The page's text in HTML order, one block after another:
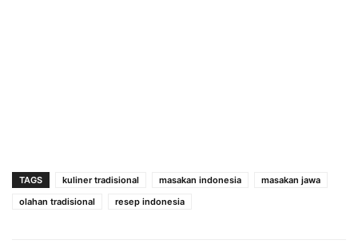
TAGS kuliner tradisional masakan indonesia
masakan jawa
olahan tradisional
resep indonesia